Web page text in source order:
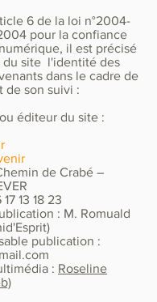
6 de la loi n°2004-
pour la confiance
il est précisé
du site l'identité des
dans le cadre de
de son suivi :
éditeur du site :
de Crabé –
13 18 23
: M. Romuald
publication :
: Roseline